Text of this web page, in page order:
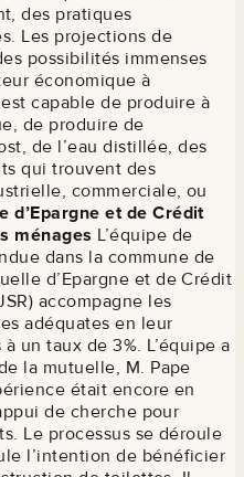
des pratiques
Les projections de
possibilités immenses
économique à
capable de produire à
de produire de
de l’eau distillée, des
qui trouvent des
commerciale, ou
d’Epargne et de Crédit
ménages L’équipe de
dans la commune de
d’Epargne et de Crédit
accompagne les
adéquates en leur
un taux de 3%. L’équipe a
la mutuelle, M. Pape
était encore en
de cherche pour
Le processus se déroule
l’intention de bénéficier